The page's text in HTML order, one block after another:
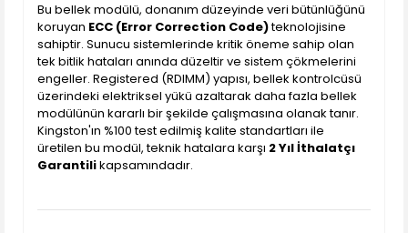
Bu bellek modülü, donanım düzeyinde veri bütünlüğünü
koruyan ECC (Error Correction Code)teknolojisine
sahiptir. Sunucu sistemlerinde kritik öneme sahip olan
tek bitlik hataları anında düzeltir ve sistem çökmelerini
engeller. Registered (RDIMM) yapısı, bellek kontrolcüsü
üzerindeki elektriksel yükü azaltarak daha fazla bellek
modülünün kararlı bir şekilde çalışmasına olanak tanır.
Kingston'ın %100 test edilmiş kalite standartları ile
üretilen bu modül, teknik hatalara karşı 2 Yıl İthalatçı
Garantilikapsamındadır.